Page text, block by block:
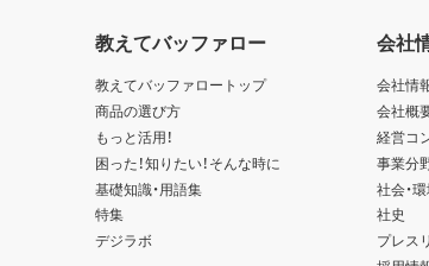
教えてバッファロー
教えてバッファロートップ
商品の選び方
もっと活用！
困った！知りたい！そんな時に
基礎知識・用語集
特集
デジラボ
会社
会社情
会社概
経営コ
事業分
社会・
社史
プレス